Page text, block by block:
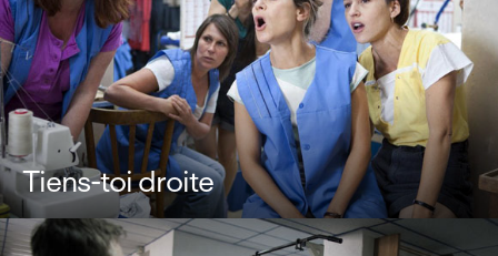
Tiens-toi droite